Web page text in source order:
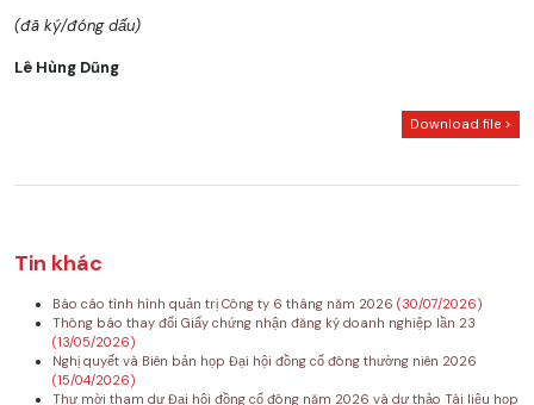
(đã ký/đóng dấu)
Lê Hùng Dũng
Download file >
Tin khác
Báo cáo tình hình quản trị Công ty 6 tháng năm 2026 (30/07/2026)
Thông báo thay đổi Giấy chứng nhận đăng ký doanh nghiệp lần 23
(13/05/2026)
Nghị quyết và Biên bản họp Đại hội đồng cổ đông thường niên 2026
(15/04/2026)
Thư mời tham dự Đại hội đồng cổ đông năm 2026 và dự thảo Tài liệu họp